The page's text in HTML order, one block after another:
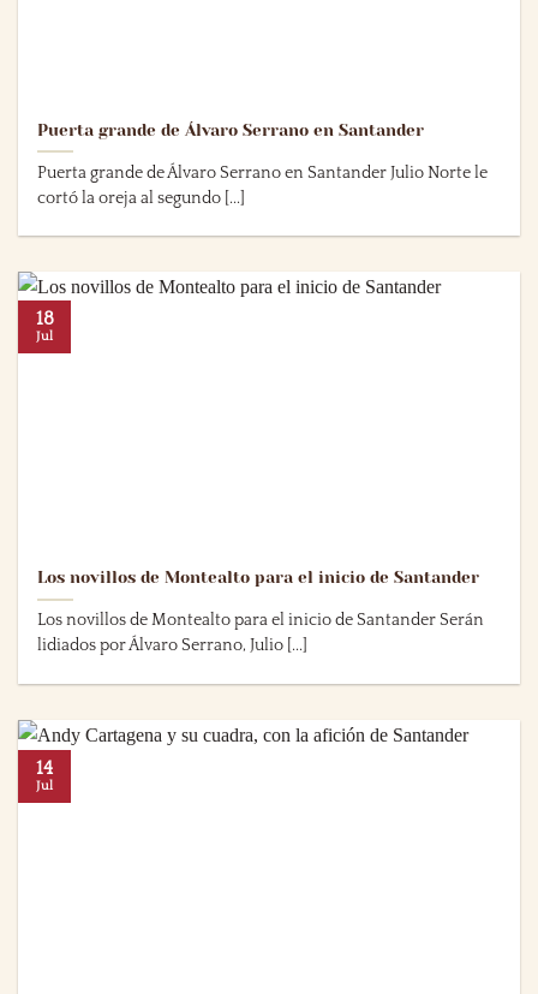
Puerta grande de Álvaro Serrano en Santander
Puerta grande de Álvaro Serrano en Santander Julio Norte le
cortó la oreja al segundo [...]
Los novillos de Montealto para el inicio de Santander
Los novillos de Montealto para el inicio de Santander Serán
lidiados por Álvaro Serrano, Julio [...]
18
Jul
14
Jul